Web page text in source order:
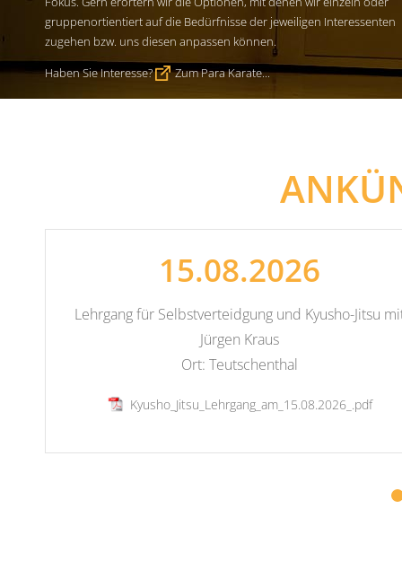
gruppenortientiert auf die Bedürfnisse der jeweiligen Interessenten
zugehen bzw. uns diesen anpassen können.
Haben Sie Interesse?
Zum Para Karate...
15.08.2026
Lehrgang für Selbstverteidgung und Kyusho-Jitsu
Jürgen Kraus
Ort: Teutschenthal
Kyusho_Jitsu_Lehrgang_am_15.08.2026_.pdf